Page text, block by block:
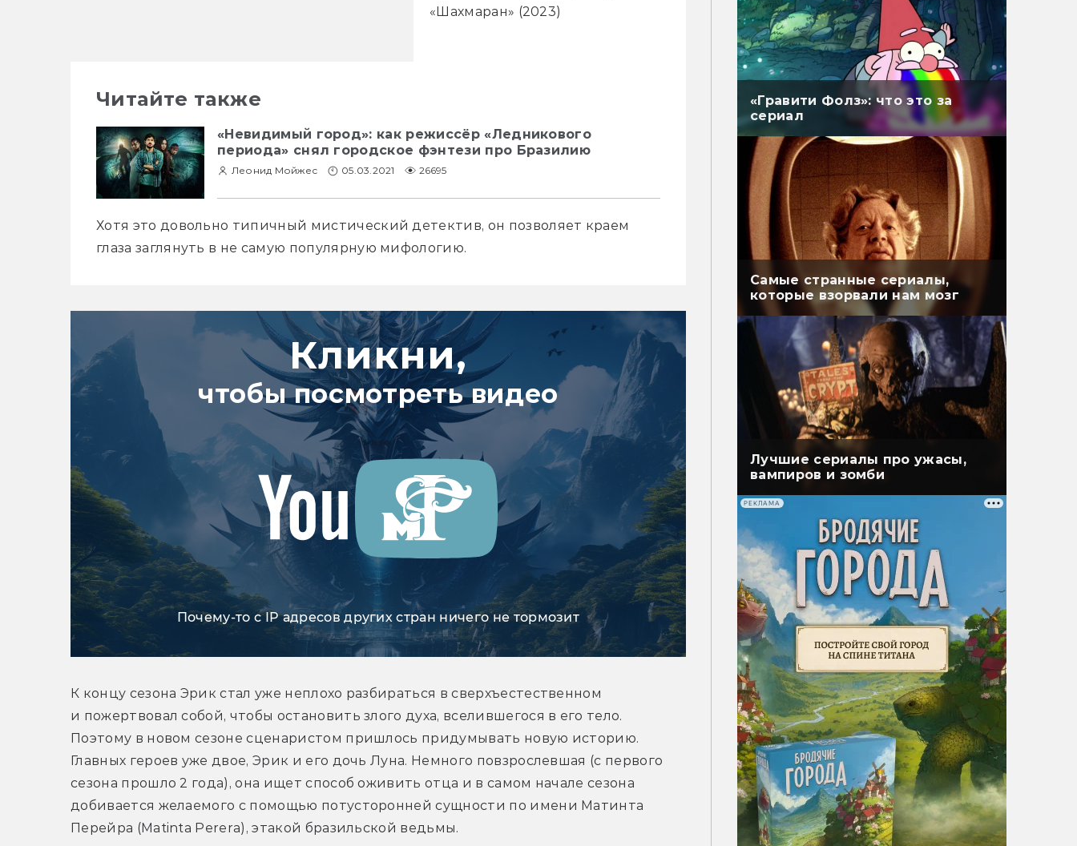
«Шахмаран» (2023)
Читайте также
«Невидимый город»: как режиссёр «Ледникового
периода» снял городское фэнтези про Бразилию
Леонид Мойжес 05.03.2021 26695
Хотя это довольно типичный мистический детектив, он позволяет краем
глаза заглянуть в не самую популярную мифологию.
Кликни,
чтобы посмотреть видео
Почему-то с IP адресов других стран ничего не тормозит
К концу сезона Эрик стал уже неплохо разбираться в сверхъестественном
и пожертвовал собой, чтобы остановить злого духа, вселившегося в его тело.
Поэтому в новом сезоне сценаристом пришлось придумывать новую историю.
Главных героев уже двое, Эрик и его дочь Луна. Немного повзрослевшая (с первого
сезона прошло 2 года), она ищет способ оживить отца и в самом начале сезона
добивается желаемого с помощью потусторонней сущности по имени Матинта
Перейра (Matinta Perera), этакой бразильской ведьмы.
«Гравити Фолз»: что это за
сериал
Самые странные сериалы,
которые взорвали нам мозг
Лучшие сериалы про ужасы,
вампиров и зомби
РЕКЛАМА